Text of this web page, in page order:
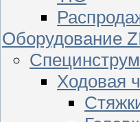
Оборудование
Ходовая